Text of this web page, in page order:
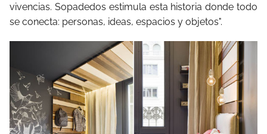
vivencias. Sopadedos estimula esta historia donde todo
se conecta: personas, ideas, espacios y objetos".